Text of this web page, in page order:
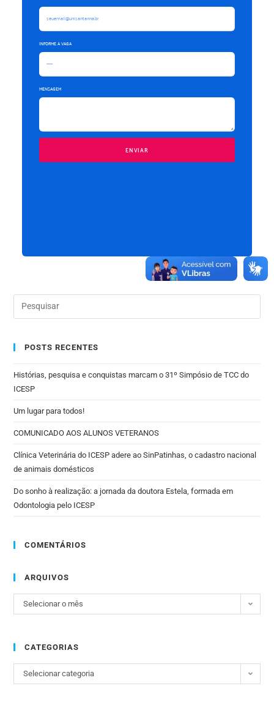
INFORME A VAGA
MENSAGEM
ENVIAR
POSTS RECENTES
Histórias, pesquisa e conquistas marcam o 31º Simpósio de TCC do
ICESP
Um lugar para todos!
COMUNICADO AOS ALUNOS VETERANOS
Clínica Veterinária do ICESP adere ao SinPatinhas, o cadastro nacional
de animais domésticos
Do sonho à realização: a jornada da doutora Estela, formada em
Odontologia pelo ICESP
COMENTÁRIOS
ARQUIVOS
Selecionar o mês
CATEGORIAS
Selecionar categoria